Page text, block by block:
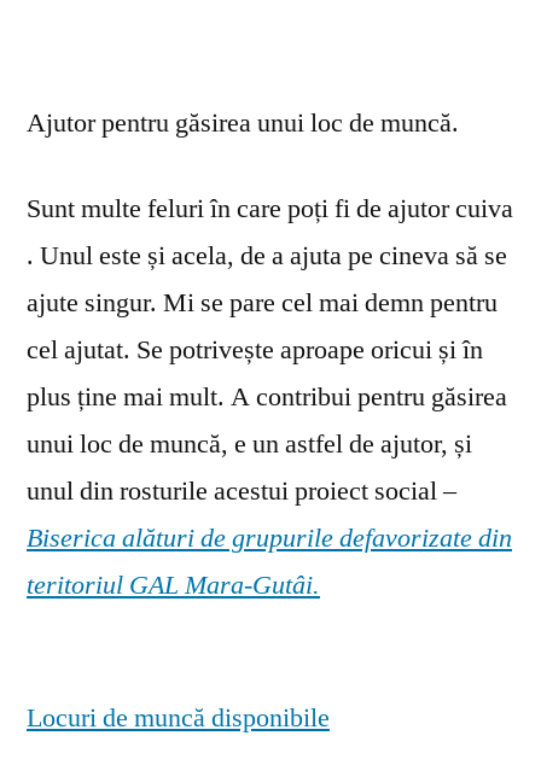
Ajutor pentru găsirea unui loc de muncă.
Sunt multe feluri în care poți fi de ajutor cuiva
. Unul este și acela, de a ajuta pe cineva să se
ajute singur. Mi se pare cel mai demn pentru
cel ajutat. Se potrivește aproape oricui și în
plus ține mai mult. A contribui pentru găsirea
unui loc de muncă, e un astfel de ajutor, și
unul din rosturile acestui proiect social –
Biserica alături de grupurile defavorizate din
teritoriul GAL Mara-Gutâi.
Locuri de muncă disponibile